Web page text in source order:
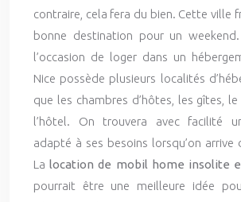
contraire, cela fera du bien. Cette ville
bonne destination pour un
l’occasion de loger dans un
Nice possède plusieurs localités
que les chambres d’hôtes, les gîtes,
l’hôtel. On trouvera avec facilité
adapté à ses besoins lorsqu’on arrive
La location de mobil home insolite
pourrait être une meilleure idée